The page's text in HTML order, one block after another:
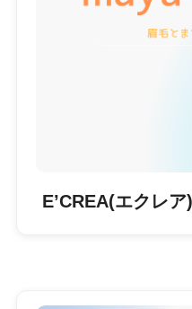
E’CREA(エクレ